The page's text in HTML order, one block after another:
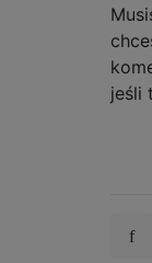
jeśli